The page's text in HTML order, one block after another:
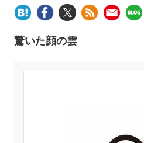
驚いた顔の雲